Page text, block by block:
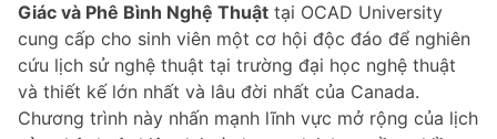
Giác và Phê Bình Nghệ Thuật tại OCAD University
cung cấp cho sinh viên một cơ hội độc đáo để nghiên
cứu lịch sử nghệ thuật tại trường đại học nghệ thuật
và thiết kế lớn nhất và lâu đời nhất của Canada.
Chương trình này nhấn mạnh lĩnh vực mở rộng của lịch